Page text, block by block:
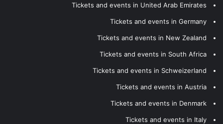
Tickets and events in United Arab Emirates
Tickets and events in Germany
Tickets and events in New Zealand
Tickets and events in South Africa
Tickets and events in Schweizerland
Tickets and events in Austria
Tickets and events in Denmark
Tickets and events in Italy